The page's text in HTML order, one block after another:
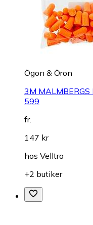
Ögon & Öron
3M
599
fr.
147 kr
hos Velltra
+2 butiker